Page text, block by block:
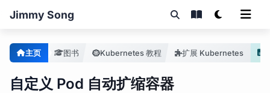
Jimmy Song
主页 图书 Kubernetes 教程 扩展 Kubernetes
自定义 Pod 自动扩缩容器